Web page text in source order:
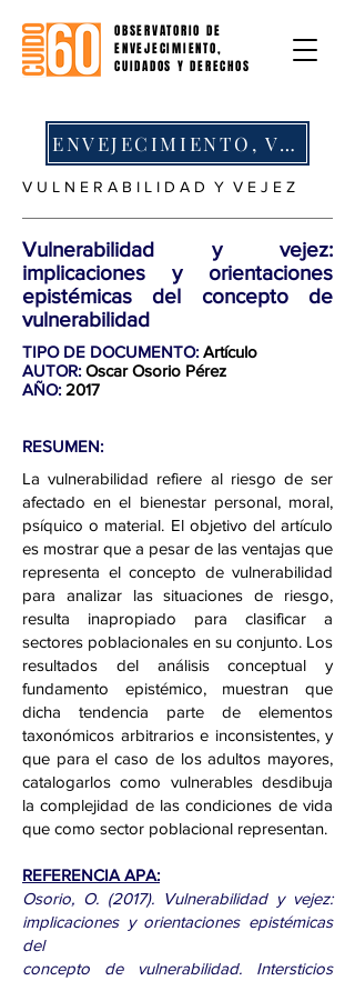
OBSERVATORIO DE
ENVEJECIMIENTO,
CUIDADOS Y DERECHOS
ENVEJECIMIENTO, VULNERABILIDAD Y VEJEZ
V U L N E R A B I L I D A D Y V E J E Z
Vulnerabilidad y vejez:
implicaciones y orientaciones
epistémicas del concepto de
vulnerabilidad
TIPO DE DOCUMENTO: Artículo
AUTOR: Oscar Osorio Pérez
AÑO: 2017
RESUMEN:
La vulnerabilidad refiere al riesgo de ser
afectado en el bienestar personal, moral,
psíquico o material. El objetivo del artículo
es mostrar que a pesar de las ventajas que
representa el concepto de vulnerabilidad
para analizar las situaciones de riesgo,
resulta inapropiado para clasificar a
sectores poblacionales en su conjunto. Los
resultados del análisis conceptual y
fundamento epistémico, muestran que
dicha tendencia parte de elementos
taxonómicos arbitrarios e inconsistentes, y
que para el caso de los adultos mayores,
catalogarlos como vulnerables desdibuja
la complejidad de las condiciones de vida
que como sector poblacional representan.
REFERENCIA APA:
Osorio, O. (2017). Vulnerabilidad y vejez:
implicaciones y orientaciones epistémicas
del
concepto de vulnerabilidad. Intersticios